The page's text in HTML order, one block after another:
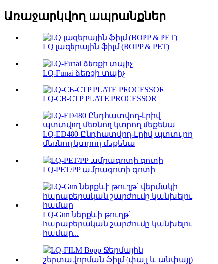
Առաջարկվող ապրանքներ
LQ լազերային ֆիլմ (BOPP & PET)
LQ-Funai ձեռքի տպիչ
LQ-CB-CTP PLATE PROCESSOR
LQ-ED480 Ընդհատվող-Լրիվ պտտվող
մեռնող կտրող մեքենա
LQ-PET/PP ամրագոտի գոտի
LQ-Gun ներքևի թուղթ՝
հարաբերական շարժումը կանխելու
համար...